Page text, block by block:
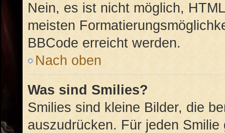
Nein, es ist nicht möglich,
meisten
BBCode erreicht werden.
Nach oben
Was sind Smilies?
Smilies sind kleine Bilder, die
auszudrücken. Für jeden